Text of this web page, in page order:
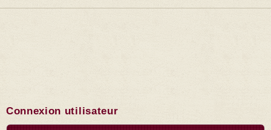
Connexion utilisateur